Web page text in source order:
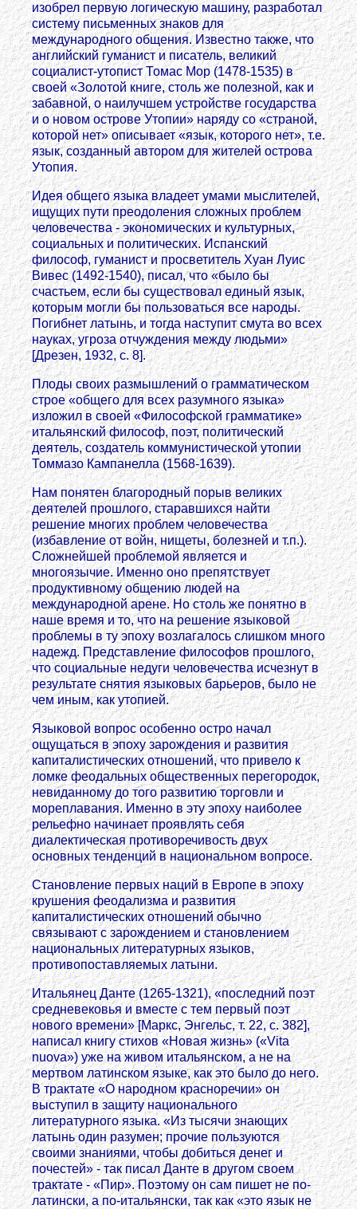
изобрел первую логическую машину, разработал
систему письменных знаков для
международного общения. Известно также, что
английский гуманист и писатель, великий
социалист-утопист Томас Мор (1478-1535) в
своей «Золотой книге, столь же полезной, как и
забавной, о наилучшем устройстве государства
и о новом острове Утопии» наряду со «страной,
которой нет» описывает «язык, которого нет», т.е.
язык, созданный автором для жителей острова
Утопия.
Идея общего языка владеет умами мыслителей,
ищущих пути преодоления сложных проблем
человечества - экономических и культурных,
социальных и политических. Испанский
философ, гуманист и просветитель Хуан Луис
Вивес (1492-1540), писал, что «было бы
счастьем, если бы существовал единый язык,
которым могли бы пользоваться все народы.
Погибнет латынь, и тогда наступит смута во всех
науках, угроза отчуждения между людьми»
[Дрезен, 1932, с. 8].
Плоды своих размышлений о грамматическом
строе «общего для всех разумного языка»
изложил в своей «Философской грамматике»
итальянский философ, поэт, политический
деятель, создатель коммунистической утопии
Томмазо Кампанелла (1568-1639).
Нам понятен благородный порыв великих
деятелей прошлого, старавшихся найти
решение многих проблем человечества
(избавление от войн, нищеты, болезней и т.п.).
Сложнейшей проблемой является и
многоязычие. Именно оно препятствует
продуктивному общению людей на
международной арене. Но столь же понятно в
наше время и то, что на решение языковой
проблемы в ту эпоху возлагалось слишком много
надежд. Представление философов прошлого,
что социальные недуги человечества исчезнут в
результате снятия языковых барьеров, было не
чем иным, как утопией.
Языковой вопрос особенно остро начал
ощущаться в эпоху зарождения и развития
капиталистических отношений, что привело к
ломке феодальных общественных перегородок,
невиданному до того развитию торговли и
мореплавания. Именно в эту эпоху наиболее
рельефно начинает проявлять себя
диалектическая противоречивость двух
основных тенденций в национальном вопросе.
Становление первых наций в Европе в эпоху
крушения феодализма и развития
капиталистических отношений обычно
связывают с зарождением и становлением
национальных литературных языков,
противопоставляемых латыни.
Итальянец Данте (1265-1321), «последний поэт
средневековья и вместе с тем первый поэт
нового времени» [Маркс, Энгельс, т. 22, с. 382],
написал книгу стихов «Новая жизнь» («Vita
nuova») уже на живом итальянском, а не на
мертвом латинском языке, как это было до него.
В трактате «О народном красноречии» он
выступил в защиту национального
литературного языка. «Из тысячи знающих
латынь один разумен; прочие пользуются
своими знаниями, чтобы добиться денег и
почестей» - так писал Данте в другом своем
трактате - «Пир». Поэтому он сам пишет не по-
латински, а по-итальянски, так как «это язык не